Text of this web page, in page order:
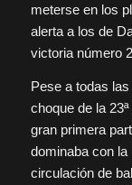
meterse en los
alerta a los de
victoria número
Pese a todas
choque de la
gran primera
dominaba con la
circulación de